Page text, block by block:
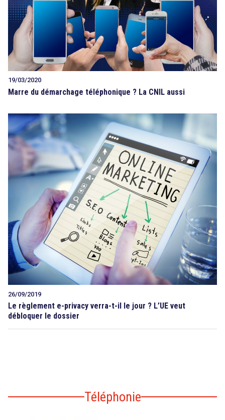
19/03/2020
Marre du démarchage téléphonique ? La CNIL aussi
26/09/2019
Le règlement e-privacy verra-t-il le jour ? L’UE veut
débloquer le dossier
Téléphonie